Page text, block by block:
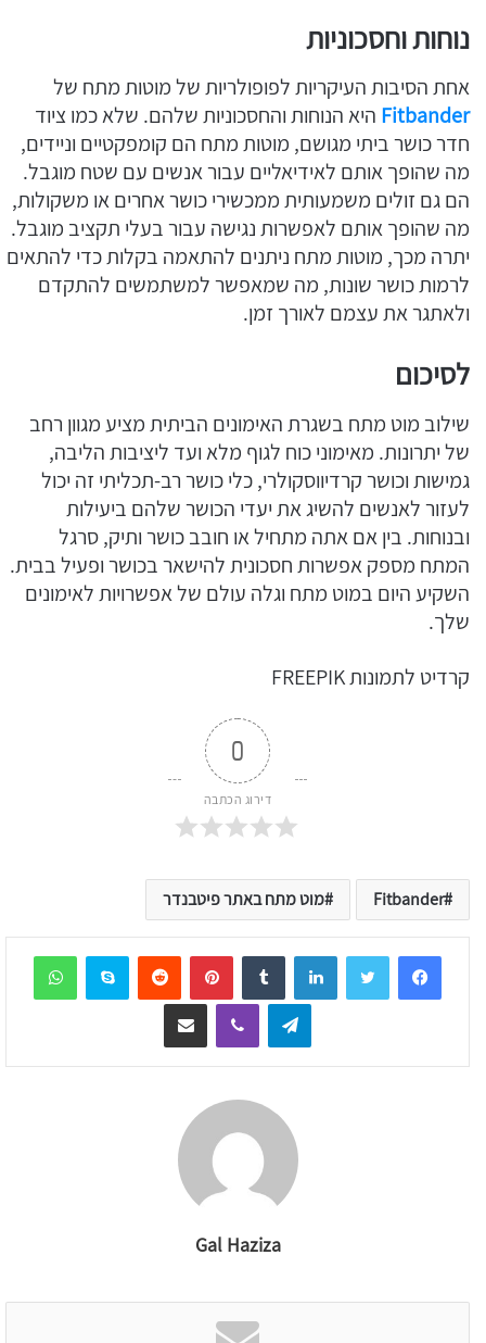
נוחות וחסכוניות
אחת הסיבות העיקריות לפופולריות של מוטות מתח של
Fitbander היא הנוחות והחסכוניות שלהם. שלא כמו ציוד
חדר כושר ביתי מגושם, מוטות מתח הם קומפקטיים וניידים,
מה שהופך אותם לאידיאליים עבור אנשים עם שטח מוגבל.
הם גם זולים משמעותית ממכשירי כושר אחרים או משקולות,
מה שהופך אותם לאפשרות נגישה עבור בעלי תקציב מוגבל.
יתרה מכך, מוטות מתח ניתנים להתאמה בקלות כדי להתאים
לרמות כושר שונות, מה שמאפשר למשתמשים להתקדם
ולאתגר את עצמם לאורך זמן.
לסיכום
שילוב מוט מתח בשגרת האימונים הביתית מציע מגוון רחב
של יתרונות. מאימוני כוח לגוף מלא ועד ליציבות הליבה,
גמישות וכושר קרדיווסקולרי, כלי כושר רב-תכליתי זה יכול
לעזור לאנשים להשיג את יעדי הכושר שלהם ביעילות
ובנוחות. בין אם אתה מתחיל או חובב כושר ותיק, סרגל
המתח מספק אפשרות חסכונית להישאר בכושר ופעיל בבית.
השקיע היום במוט מתח וגלה עולם של אפשרויות לאימונים
שלך.
קרדיט לתמונות FREEPIK
0
דירוג הכתבה
Fitbander מוט מתח באתר פיטבנדר
LinkedIn
Tumblr
Pinterest
Reddit
Skype
Telegram
Viber שיתוף דרך המייל
Gal Haziza